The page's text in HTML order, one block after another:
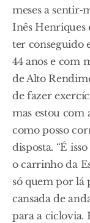
meses a sentir-
Inês Henriques
ter conseguido
44 anos e com
de Alto
de fazer
mas estou com
como posso
disposta. “É
o carrinho da
só quem por lá
cansada de
para a ciclovia.